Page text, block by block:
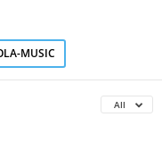
MUSIC
All